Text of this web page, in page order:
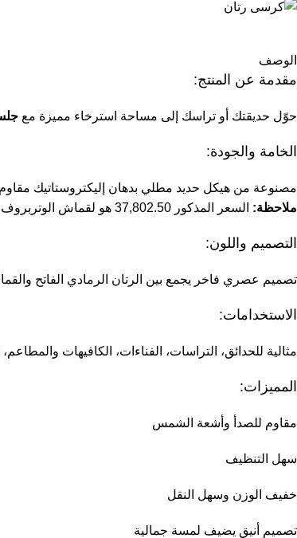
الوصف
مقدمة عن المنتج:
حوّل حديقتك أو تراسك إلى مساحة استرخاء مميزة مع
الخامة والجودة:
مصنوعة من هيكل حديد مطلي بدهان إليكتروستاتيك
ملاحظة: السعر المذكور 37,802.50 هو لقماش الوتربروف في الوصف، بينما السعر في خانة السعر هو سعر قماش الديك.
التصميم واللون:
تصميم عصري فاخر يجمع بين الرتان الرمادي الفاتح
الاستخدامات:
مثالية للحدائق، التراسات، الفناءات، الكافيهات
المميزات:
مقاوم للصدأ وأشعة الشمس
سهل التنظيف
خفيف الوزن وسهل النقل
تصميم أنيق يضيف لمسة جمالية